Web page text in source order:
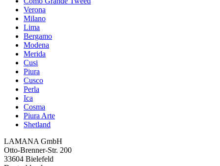
Verona
Milano
Lima
Bergamo
Modena
Merida
Cusi
Piura
Cusco
Perla
Ica
Cosma
Piura Arte
Shetland
LAMANA GmbH
Otto-Brenner-Str. 200
33604 Bielefeld